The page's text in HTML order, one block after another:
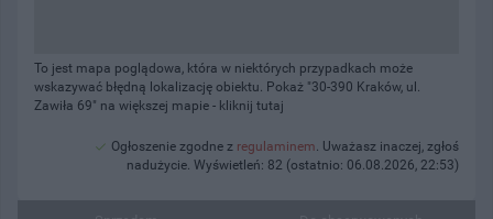
To jest mapa poglądowa, która w niektórych przypadkach może
wskazywać błędną lokalizację obiektu. Pokaż "30-390 Kraków, ul.
Zawiła 69" na większej mapie - kliknij tutaj
Ogłoszenie zgodne z regulaminem. Uważasz inaczej, zgłoś
nadużycie. Wyświetleń: 82 (ostatnio: 06.08.2026, 22:53)